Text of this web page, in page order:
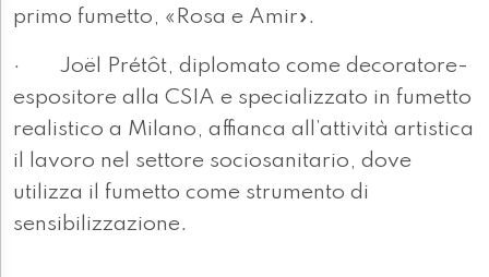
primo fumetto, «Rosa e Amir».
· Joël Prétôt, diplomato come decoratore-
espositore alla CSIA e specializzato in fumetto
realistico a Milano, affianca all’attività artistica
il lavoro nel settore sociosanitario, dove
utilizza il fumetto come strumento di
sensibilizzazione.